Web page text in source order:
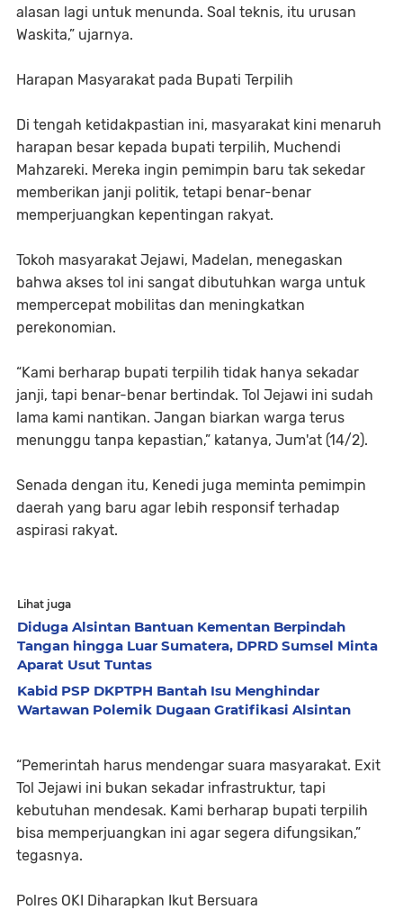
alasan lagi untuk menunda. Soal teknis, itu urusan
Waskita,” ujarnya.
Harapan Masyarakat pada Bupati Terpilih
Di tengah ketidakpastian ini, masyarakat kini menaruh
harapan besar kepada bupati terpilih, Muchendi
Mahzareki. Mereka ingin pemimpin baru tak sekedar
memberikan janji politik, tetapi benar-benar
memperjuangkan kepentingan rakyat.
Tokoh masyarakat Jejawi, Madelan, menegaskan
bahwa akses tol ini sangat dibutuhkan warga untuk
mempercepat mobilitas dan meningkatkan
perekonomian.
“Kami berharap bupati terpilih tidak hanya sekadar
janji, tapi benar-benar bertindak. Tol Jejawi ini sudah
lama kami nantikan. Jangan biarkan warga terus
menunggu tanpa kepastian,” katanya, Jum'at (14/2).
Senada dengan itu, Kenedi juga meminta pemimpin
daerah yang baru agar lebih responsif terhadap
aspirasi rakyat.
Lihat juga
Diduga Alsintan Bantuan Kementan Berpindah
Tangan hingga Luar Sumatera, DPRD Sumsel Minta
Aparat Usut Tuntas
Kabid PSP DKPTPH Bantah Isu Menghindar
Wartawan Polemik Dugaan Gratifikasi Alsintan
“Pemerintah harus mendengar suara masyarakat. Exit
Tol Jejawi ini bukan sekadar infrastruktur, tapi
kebutuhan mendesak. Kami berharap bupati terpilih
bisa memperjuangkan ini agar segera difungsikan,”
tegasnya.
Polres OKI Diharapkan Ikut Bersuara